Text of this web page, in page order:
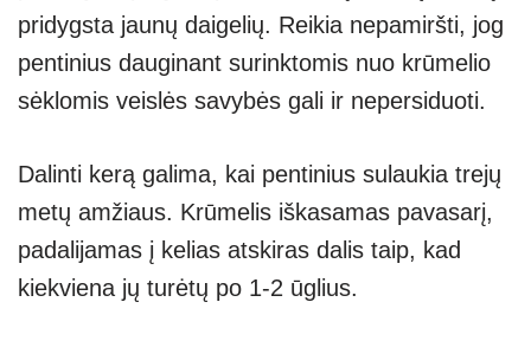
pridygsta jaunų daigelių. Reikia nepamiršti, jog
pentinius dauginant surinktomis nuo krūmelio
sėklomis veislės savybės gali ir nepersiduoti.
Dalinti kerą galima, kai pentinius sulaukia trejų
metų amžiaus. Krūmelis iškasamas pavasarį,
padalijamas į kelias atskiras dalis taip, kad
kiekviena jų turėtų po 1-2 ūglius.